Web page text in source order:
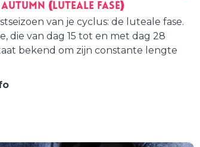
AUTUMN (Luteale fase)
van je cyclus: de luteale fase.
die van dag 15 tot en met dag 28
bekend om zijn constante lengte